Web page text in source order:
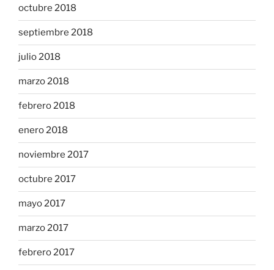
octubre 2018
septiembre 2018
julio 2018
marzo 2018
febrero 2018
enero 2018
noviembre 2017
octubre 2017
mayo 2017
marzo 2017
febrero 2017